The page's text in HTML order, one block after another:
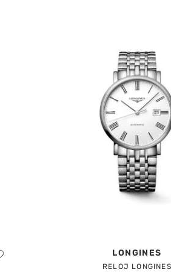
LONGINES
RELOJ LONGINES